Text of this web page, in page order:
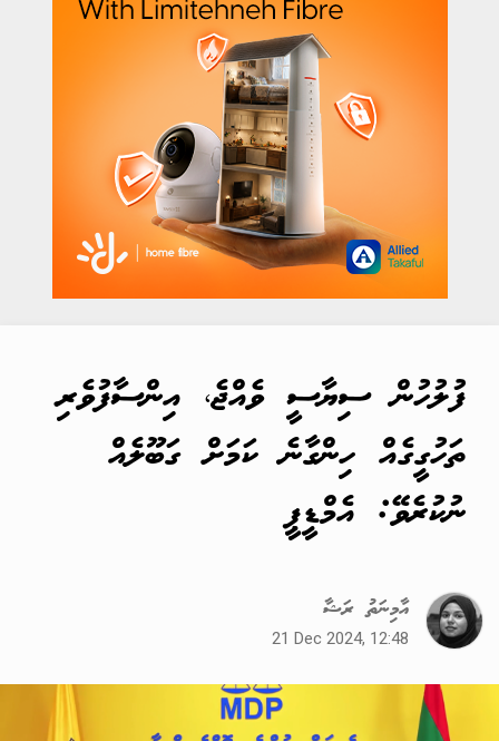
ފުލުހުން ސިޔާސީ ވެއްޖެ، އިންސާފުވެރި
ތަހުގީގެއް ހިންގާނެ ކަމަށް ގަބޫލެއް
ނުކުރެވޭ: އެމްޑީޕީ
އާމިނަތު ރަޝާ
21 Dec 2024, 12:48